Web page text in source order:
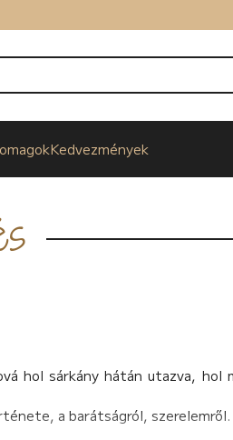
Kedvezmények
hol sárkány hátán utazva, hol
a barátságról,